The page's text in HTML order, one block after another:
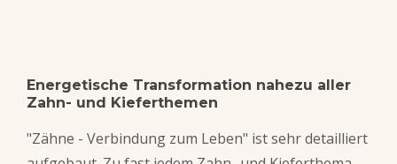
Energetische Transformation nahezu aller
Zahn- und Kieferthemen
"Zähne - Verbindung zum Leben" ist sehr detailliert